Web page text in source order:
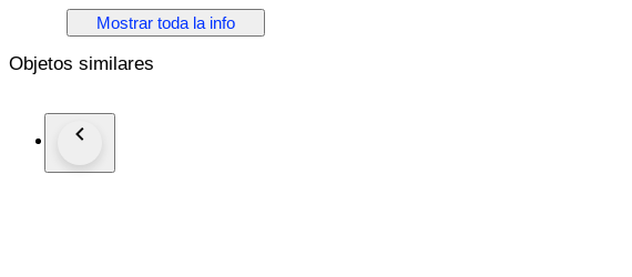
modello cinelli vigorelli road
verniciatura unica e bellissima
Mostrar toda la info
Objetos similares